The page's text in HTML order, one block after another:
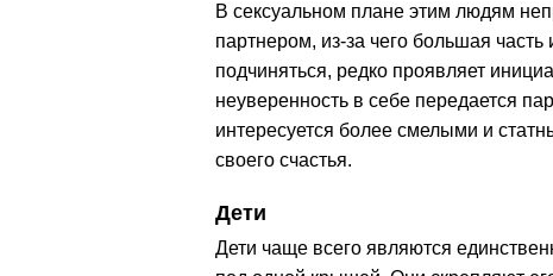
В сексуальном плане этим людям
партнером, из-за чего большая
подчиняться, редко проявляет
неуверенность в себе передается
интересуется более смелыми и
своего счастья.
Дети
Дети чаще всего являются